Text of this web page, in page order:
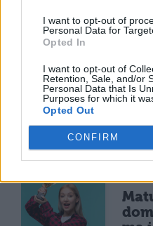
I want to opt-out of
Personal Data for
Opted In
I want to opt-out of
Retention, Sale, and/or
Personal Data that Is
Purposes for which it
Opted Out
CONFIRM
TI POTREBBE